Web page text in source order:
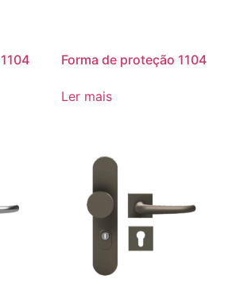
Forma de proteção 1104
Ler mais